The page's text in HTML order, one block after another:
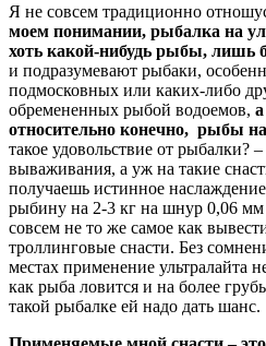
Я не совсем традиционно
моем понимании, рыбалка на
хоть какой-нибудь рыбы, лишь
и подразумевают рыбаки,
подмосковных или каких-либо
обремененных рыбой водоемов,
относительно конечно, рыбы
такое удовольствие от рыбалки?
вываживания, а уж на такие
получаешь истинное
рыбину на 2-3 кг на шнур 0,06 мм
совсем не то же самое как
троллинговые снасти. Без
местах применение ультралайта
как рыба ловится и на более
такой рыбалке ей надо дать шанс.